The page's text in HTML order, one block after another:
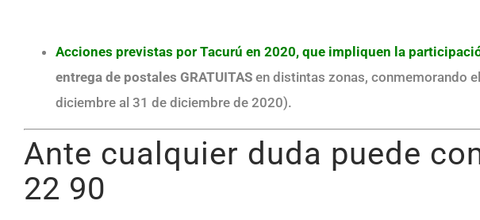
Acciones previstas por Tacurú en 2020, que impliquen la
entrega de postales GRATUITAS en distintas zonas, conmemorando
diciembre al 31 de diciembre de 2020).
Ante cualquier duda puede
22 90